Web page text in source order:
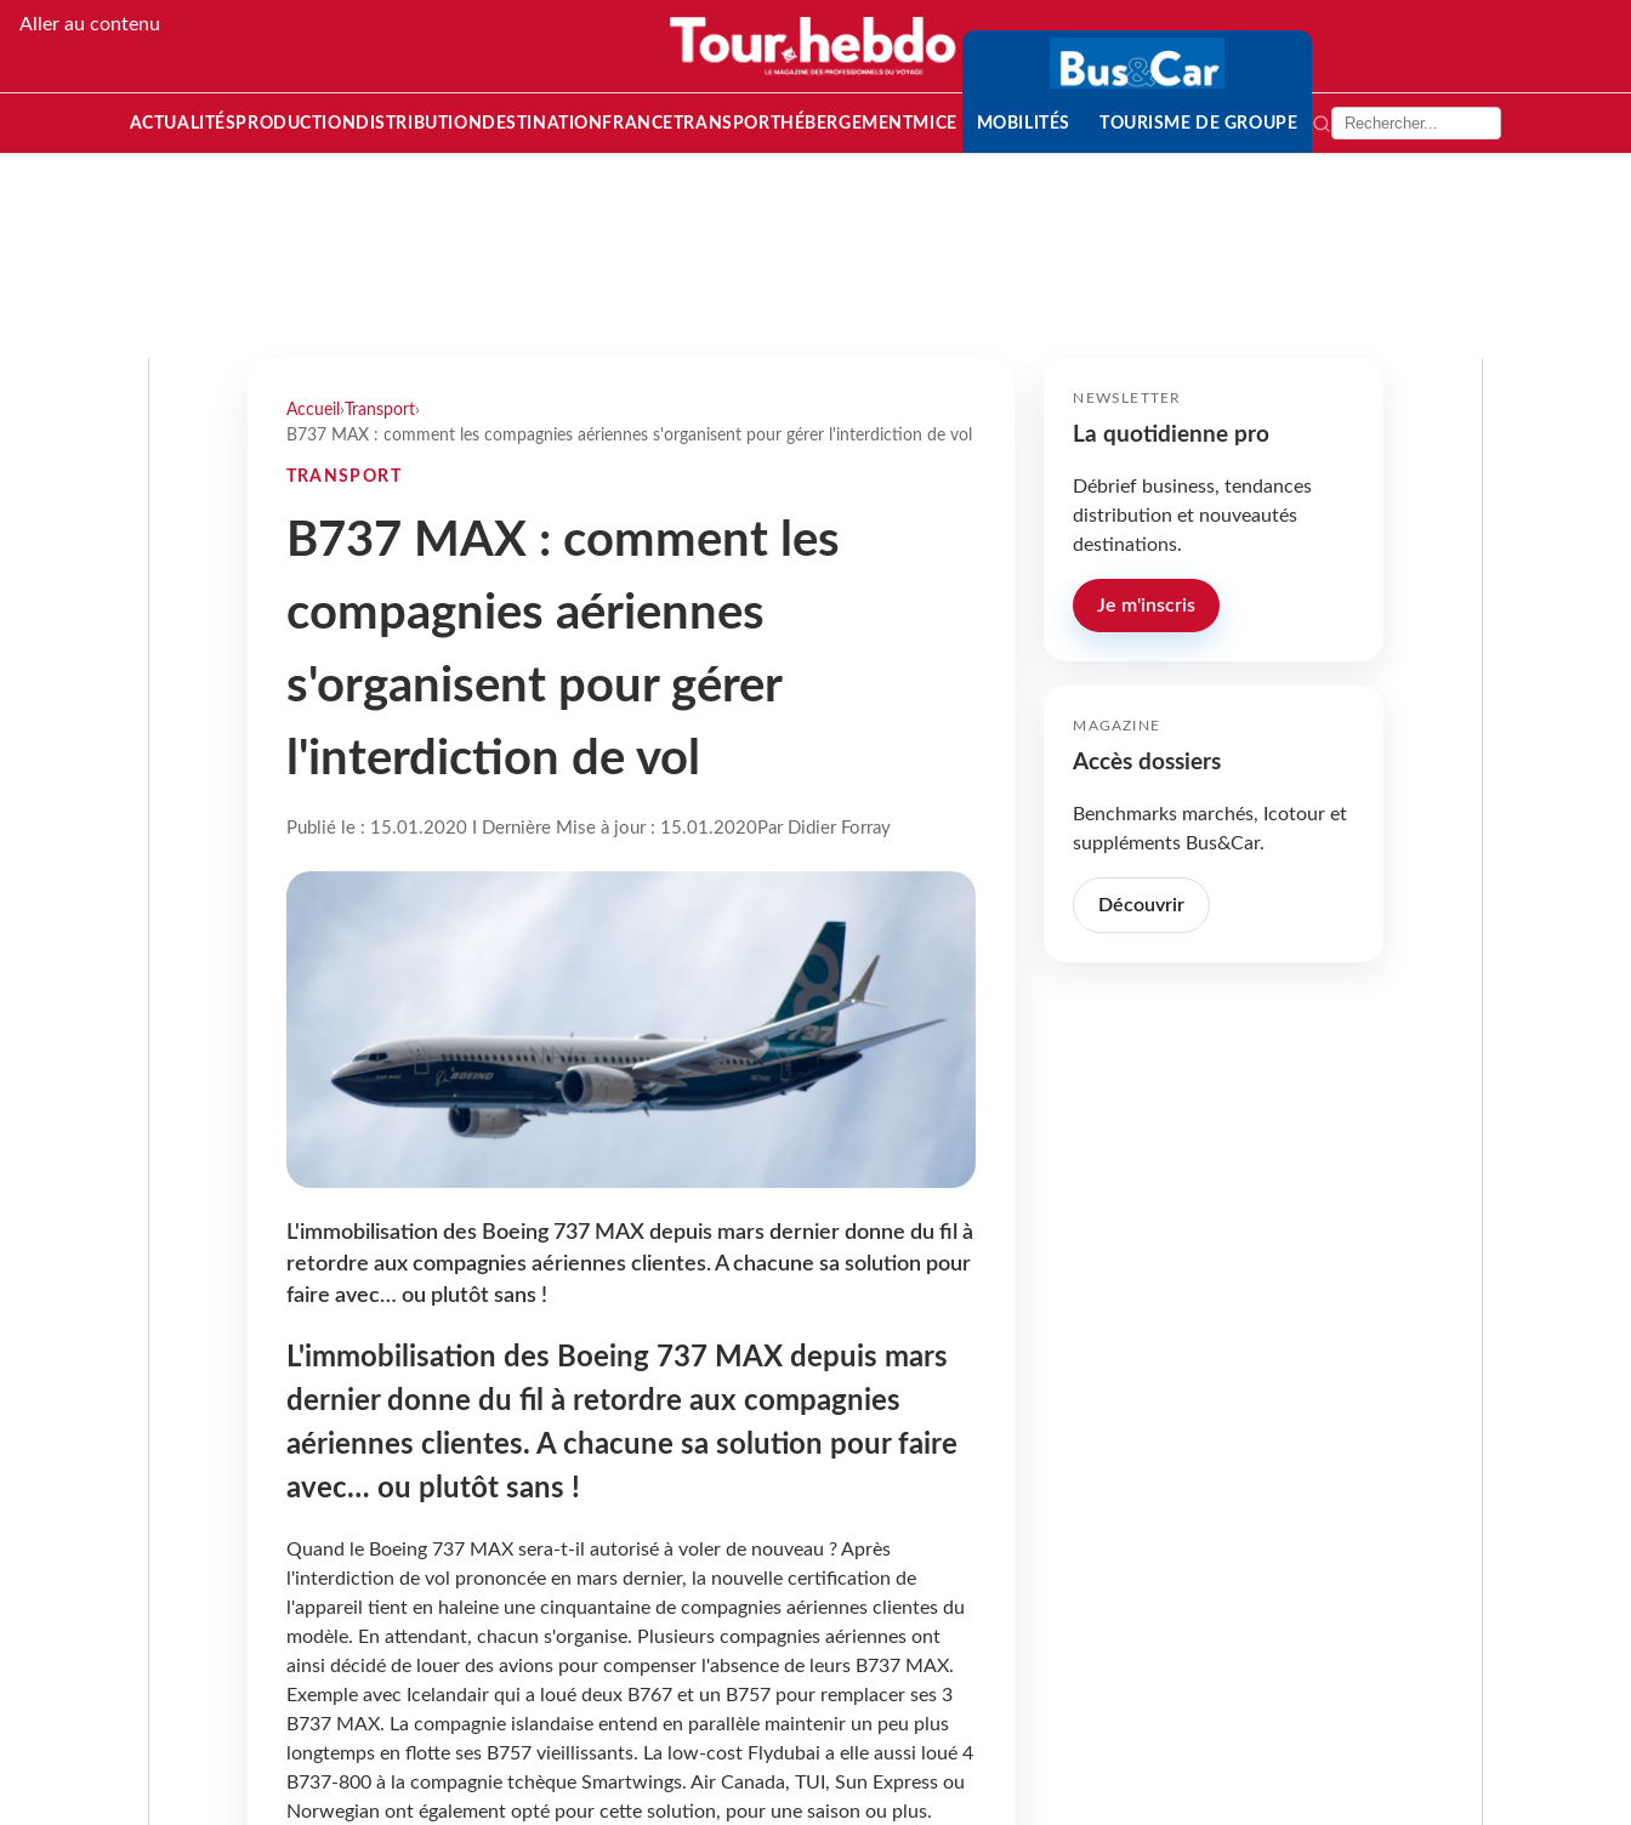
Aller au contenu
ACTUALITÉS PRODUCTION DISTRIBUTION DESTINATION FRANCETRANSPORT HÉBERGEMENTMICE MOBILITÉS TOURISME DE GROUPE
Accueil › Transport›
B737 MAX : comment les compagnies aériennes s'organisent pour gérer l'interdiction de vol
TRANSPORT
B737 MAX : comment les
compagnies aériennes
s'organisent pour gérer
l'interdiction de vol
Publié le : 15.01.2020 I Dernière Mise à jour : 15.01.2020Par Didier Forray
L'immobilisation des Boeing 737 MAX depuis mars dernier donne du fil à
retordre aux compagnies aériennes clientes. A chacune sa solution pour
faire avec… ou plutôt sans !
L'immobilisation des Boeing 737 MAX depuis mars
dernier donne du fil à retordre aux compagnies
aériennes clientes. A chacune sa solution pour faire
avec… ou plutôt sans !
Quand le Boeing 737 MAX sera-t-il autorisé à voler de nouveau ? Après
l'interdiction de vol prononcée en mars dernier, la nouvelle certification de
l'appareil tient en haleine une cinquantaine de compagnies aériennes clientes du
modèle. En attendant, chacun s'organise. Plusieurs compagnies aériennes ont
ainsi décidé de louer des avions pour compenser l'absence de leurs B737 MAX.
Exemple avec Icelandair qui a loué deux B767 et un B757 pour remplacer ses 3
B737 MAX. La compagnie islandaise entend en parallèle maintenir un peu plus
longtemps en flotte ses B757 vieillissants. La low-cost Flydubai a elle aussi loué 4
B737-800 à la compagnie tchèque Smartwings. Air Canada, TUI, Sun Express ou
Norwegian ont également opté pour cette solution, pour une saison ou plus.
NEWSLETTER
La quotidienne pro
Débrief business, tendances
distribution et nouveautés
destinations.
Je m'inscris
MAGAZINE
Accès dossiers
Benchmarks marchés, Icotour et
suppléments Bus&Car.
Découvrir